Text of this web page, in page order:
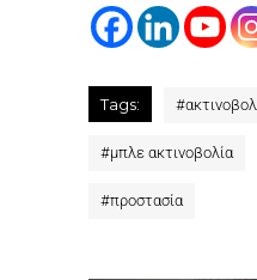
Tags: #
#μπλε ακτινοβολία
#προστασία